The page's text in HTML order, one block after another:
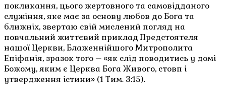
покликання, цього жертовного та самовідданого
служіння, яке має за основу любов до Бога та
ближніх, звертаю свій мислений погляд на
повчальний життєвий приклад Предстоятеля
нашої Церкви, Блаженнійшого Митрополита
Епіфанія, зразок того – «як слід поводитись у домі
Божому, яким є Церква Бога Живого, стовп і
утвердження істини» (1 Тим. 3:15).